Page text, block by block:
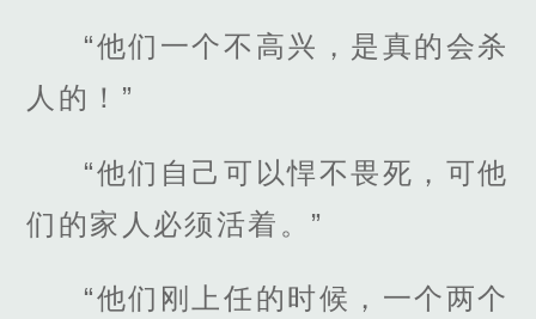
“他们一个不高兴，是真的会杀
人的！”
“他们自己可以悍不畏死，可他
们的家人必须活着。”
“他们刚上任的时候，一个两个